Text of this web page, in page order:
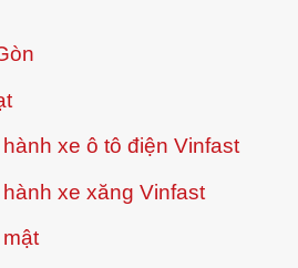
xe ô tô điện Vinfast
xe xăng Vinfast